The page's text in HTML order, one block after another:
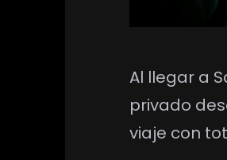
Al llegar a
privado
viaje con